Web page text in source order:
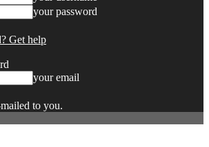
your password
Get help
your email
to you.